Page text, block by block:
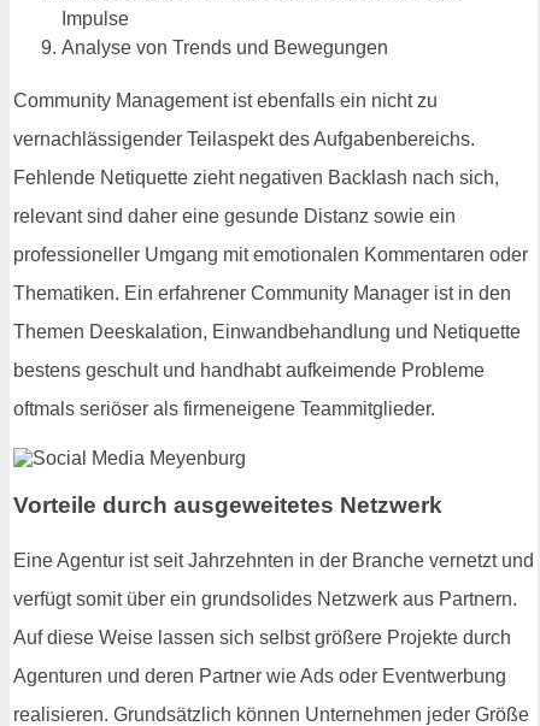
Impulse
Analyse von Trends und Bewegungen
Community Management ist ebenfalls ein nicht zu
vernachlässigender Teilaspekt des Aufgabenbereichs.
Fehlende Netiquette zieht negativen Backlash nach sich,
relevant sind daher eine gesunde Distanz sowie ein
professioneller Umgang mit emotionalen Kommentaren oder
Thematiken. Ein erfahrener Community Manager ist in den
Themen Deeskalation, Einwandbehandlung und Netiquette
bestens geschult und handhabt aufkeimende Probleme
oftmals seriöser als firmeneigene Teammitglieder.
Vorteile durch ausgeweitetes Netzwerk
Eine Agentur ist seit Jahrzehnten in der Branche vernetzt und
verfügt somit über ein grundsolides Netzwerk aus Partnern.
Auf diese Weise lassen sich selbst größere Projekte durch
Agenturen und deren Partner wie Ads oder Eventwerbung
realisieren. Grundsätzlich können Unternehmen jeder Größe